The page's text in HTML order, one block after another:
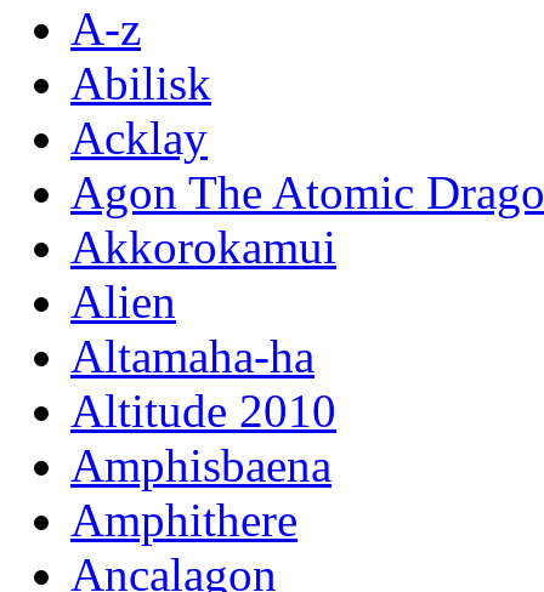
A-z
Abilisk
Acklay
Agon The Atomic
Akkorokamui
Alien
Altamaha-ha
Altitude 2010
Amphisbaena
Amphithere
Ancalagon